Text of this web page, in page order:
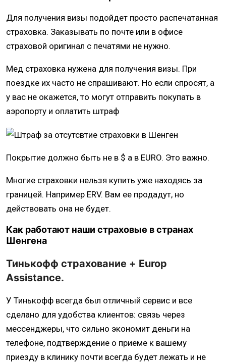
Для получения визы подойдет просто распечатанная
страховка. Заказывать по почте или в офисе
страховой оригинал с печатями не нужно.
Мед страховка нужена для получения визы. При
поездке их часто не спрашивают. Но если спросят, а
у вас не окажется, то могут отправить покупать в
аэропорту и оплатить штраф
Покрытие должно быть не в $ а в EURO. Это важно.
Многие страховки нельзя купить уже находясь за
границей. Например ERV. Вам ее продадут, но
действовать она не будет.
Как работают наши страховые в странах
Шенгена
Тинькофф страхование + Europ
Assistance.
У Тинькофф всегда был отличный сервис и все
сделано для удобства клиентов: связь через
мессенджеры, что сильно экономит деньги на
телефоне, подтверждение о приеме к вашему
приезду в клинику почти всегда будет лежать и не